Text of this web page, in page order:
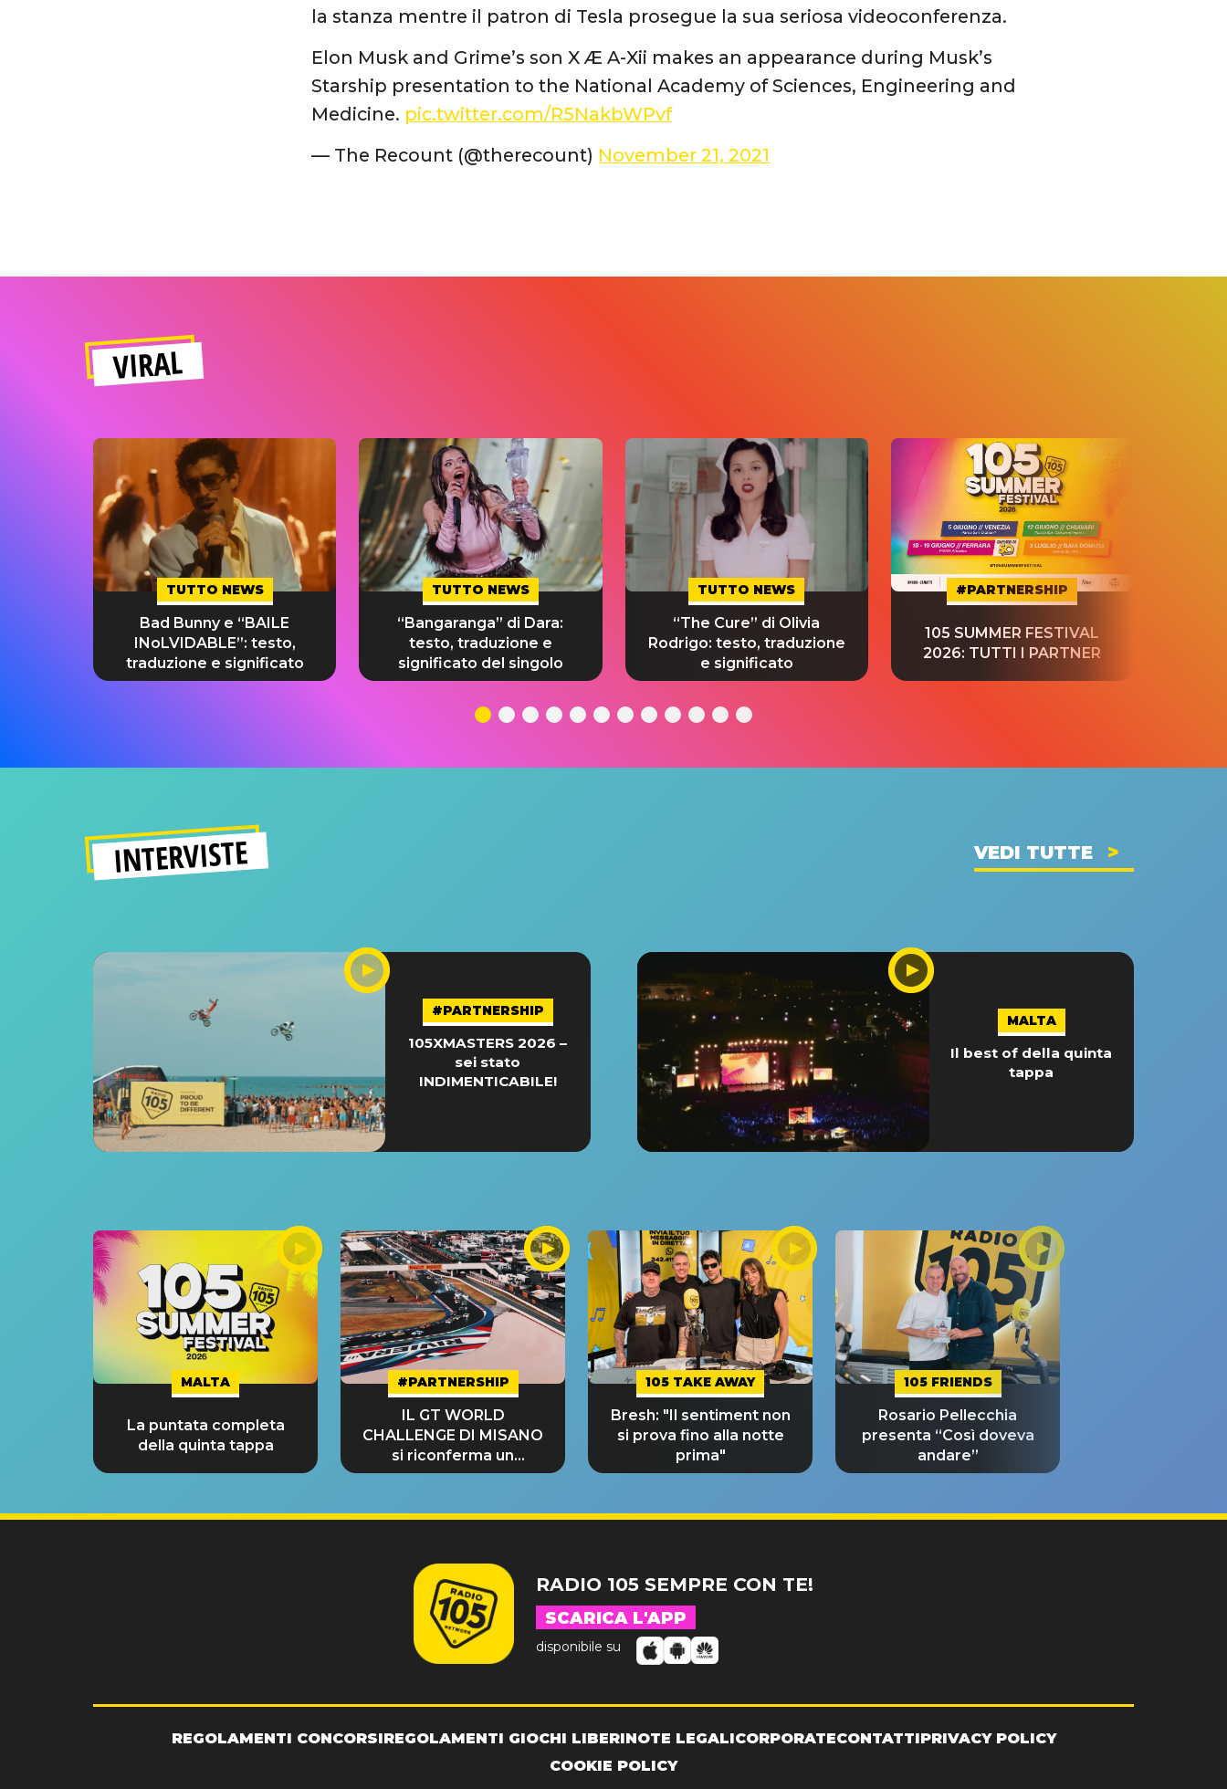
la stanza mentre il patron di Tesla prosegue la sua seriosa videoconferenza.
Elon Musk and Grime’s son X Æ A-Xii makes an appearance during Musk’s
Starship presentation to the National Academy of Sciences, Engineering and
Medicine. pic.twitter.com/R5NakbWPvf
— The Recount (@therecount) November 21, 2021
VIRAL
TUTTO NEWS
Bad Bunny e “BAILE
INoLVIDABLE”: testo,
traduzione e significato
TUTTO NEWS
“Bangaranga” di Dara:
testo, traduzione e
significato del singolo
TUTTO NEWS
“The Cure” di Olivia
Rodrigo: testo, traduzione
e significato
#PARTNERSHIP
105 SUMMER FESTIVAL
2026: TUTTI I PARTNER
INTERVISTE VEDI TUTTE
#PARTNERSHIP
105XMASTERS 2026 –
sei stato
INDIMENTICABILE!
MALTA
Il best of della quinta
tappa
MALTA
La puntata completa
della quinta tappa
#PARTNERSHIP
IL GT WORLD
CHALLENGE DI MISANO
si riconferma un
GRANDE SUCCESSO!
105 TAKE AWAY
Bresh: "Il sentiment non
si prova fino alla notte
prima"
105 FRIENDS
Rosario Pellecchia
presenta “Così doveva
andare”
RADIO 105 SEMPRE CON TE!
SCARICA L'APP
disponibile su
REGOLAMENTI CONCORSIREGOLAMENTI GIOCHI LIBERINOTE LEGALICORPORATECONTATTIPRIVACY POLICY
COOKIE POLICY